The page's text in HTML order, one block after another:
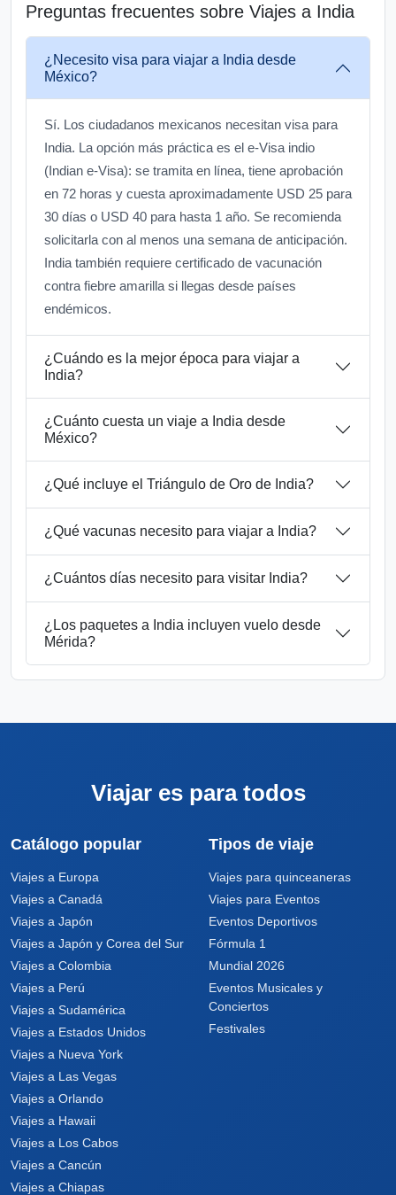
Preguntas frecuentes sobre Viajes a India
¿Necesito visa para viajar a India desde
México?
Sí. Los ciudadanos mexicanos necesitan visa para
India. La opción más práctica es el e-Visa indio
(Indian e-Visa): se tramita en línea, tiene aprobación
en 72 horas y cuesta aproximadamente USD 25 para
30 días o USD 40 para hasta 1 año. Se recomienda
solicitarla con al menos una semana de anticipación.
India también requiere certificado de vacunación
contra fiebre amarilla si llegas desde países
endémicos.
¿Cuándo es la mejor época para viajar a
India?
¿Cuánto cuesta un viaje a India desde
México?
¿Qué incluye el Triángulo de Oro de India?
¿Qué vacunas necesito para viajar a India?
¿Cuántos días necesito para visitar India?
¿Los paquetes a India incluyen vuelo desde
Mérida?
Viajar es para todos
Catálogo popular
Viajes a Europa
Viajes a Canadá
Viajes a Japón
Viajes a Japón y Corea del Sur
Viajes a Colombia
Viajes a Perú
Viajes a Sudamérica
Viajes a Estados Unidos
Viajes a Nueva York
Viajes a Las Vegas
Viajes a Orlando
Viajes a Hawaii
Viajes a Los Cabos
Viajes a Cancún
Viajes a Chiapas
Tipos de viaje
Viajes para quinceaneras
Viajes para Eventos
Eventos Deportivos
Fórmula 1
Mundial 2026
Eventos Musicales y
Conciertos
Festivales